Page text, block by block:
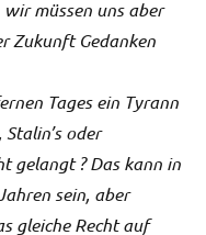
müssen uns aber
Zukunft Gedanken
Tages ein Tyrann
Stalin’s oder
gelangt ? Das kann in
sein, aber
gleiche Recht auf